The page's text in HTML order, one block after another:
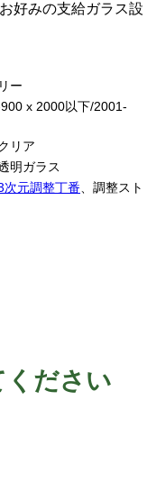
好みの支給ガラス設
ー
x 2000以下/2001-
リア
明ガラス
次元調整丁番、調整スト
ださい